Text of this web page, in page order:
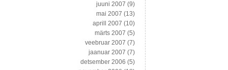
juuni 2007 (9)
mai 2007 (13)
aprill 2007 (10)
märts 2007 (5)
veebruar 2007 (7)
jaanuar 2007 (7)
detsember 2006 (5)